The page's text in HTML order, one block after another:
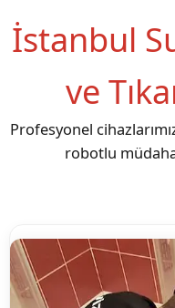
İstanbul
ve
Profesyonel
robotlu